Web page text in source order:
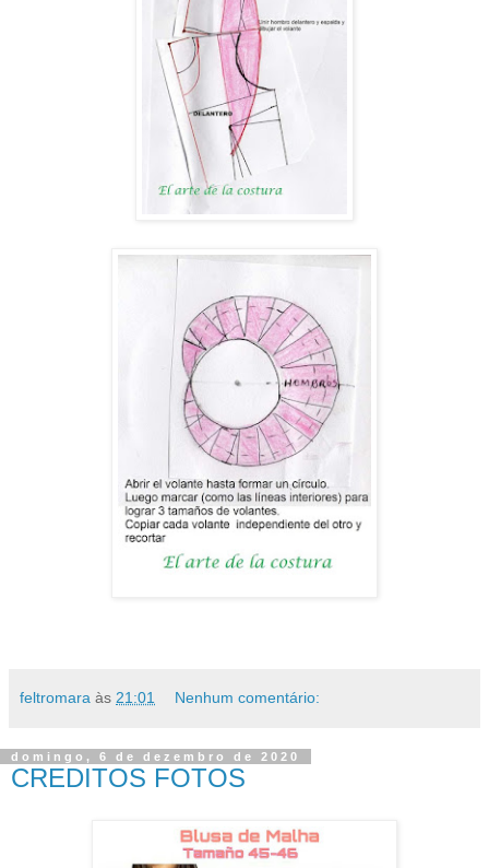
feltromara às 21:01 Nenhum comentário:
domingo, 6 de dezembro de 2020
CREDITOS FOTOS